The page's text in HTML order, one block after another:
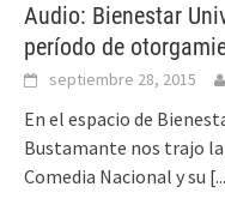
Audio: Bienestar
período de
septiembre 28, 2015
En el espacio de
Bustamante nos trajo la
Comedia Nacional y su